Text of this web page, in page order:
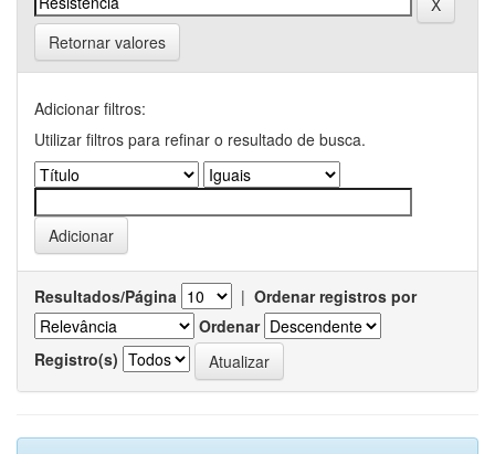
Retornar valores
Adicionar filtros:
Utilizar filtros para refinar o resultado de busca.
Resultados/Página | Ordenar registros por
Ordenar
Registro(s)